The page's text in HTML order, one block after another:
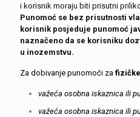
i korisnik moraju biti prisutni
Punomoć se bez prisutnosti
korisnik posjeduje punomoć
naznačeno da se korisniku
u inozemstvu.
Za dobivanje punomoći za
važeća osobna iskaznica ili
važeća osobna iskaznica ili